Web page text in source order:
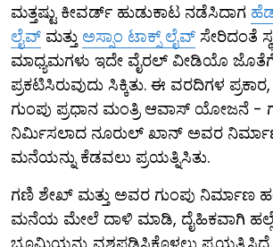
ಮತ್ತಷ್ಟು ಕೀವರ್ಡ್ ಹುಡುಕಾಟ ನಡೆಸಿದಾಗ
ಲೈವ್ ಮತ್ತು ಅಸ್ಸಾಂ ಟಾಕ್ಸ್ ಲೈವ್ ಸೇರಿದಂತೆ
ಮಾಧ್ಯಮಗಳು ಇದೇ ವೈರಲ್ ವೀಡಿಯೊ
ಪ್ರಕಟಿಸಿರುವುದು ಸಿಕ್ಕಿತು. ಈ ವರದಿಗಳ
ಗುಂಪು ಪ್ರಧಾನ ಮಂತ್ರಿ ಆವಾಸ್ ಯೋಜನೆ -
ನಿರ್ಮಿಸಲಾದ ನೂರುಲ್ ಖಾನ್ ಅವರ
ಮನೆಯನ್ನು ಕೆಡವಲು ಪ್ರಯತ್ನಿಸಿತು.
ಗಣಿ ಶೇಖ್ ಮತ್ತು ಅವರ ಗುಂಪು ನಿರ್ಮಾಣ
ಮನೆಯ ಮೇಲೆ ದಾಳಿ ಮಾಡಿ, ದೈಹಿಕವಾಗಿ